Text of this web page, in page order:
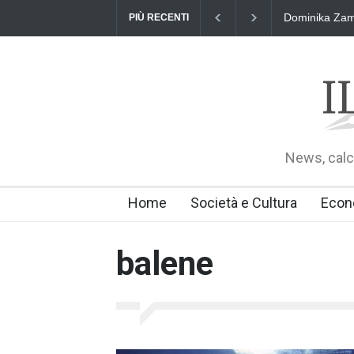
PIÙ RECENTI Dominika
News,
Home Società e Cultura
balene